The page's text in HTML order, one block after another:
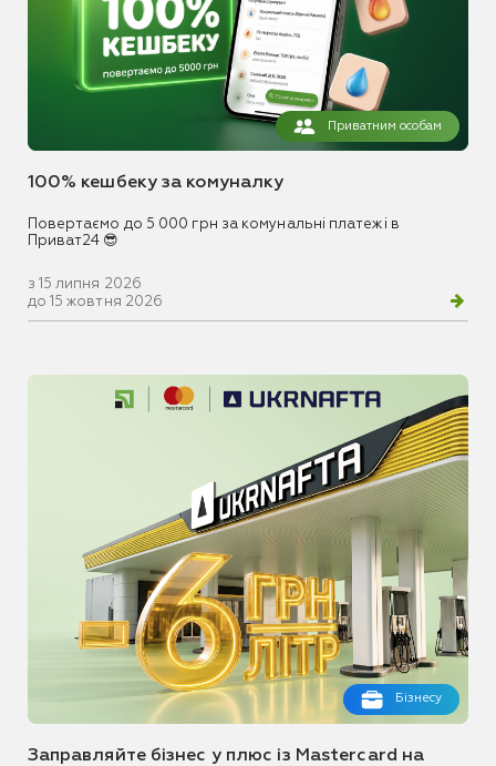
Приватним особам
100% кешбеку за комуналку
Повертаємо до 5 000 грн за комунальні платежі в
Приват24 😎
з 15 липня 2026
до 15 жовтня 2026
Бізнесу
Заправляйте бізнес у плюс із Mastercard на